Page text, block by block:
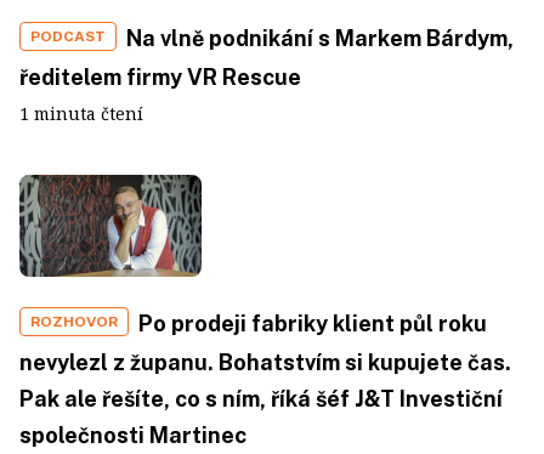
PODCAST
Na vlně podnikání s Markem Bárdym,
ředitelem firmy VR Rescue
1 minuta čtení
ROZHOVOR
Po prodeji fabriky klient půl roku
nevylezl z županu. Bohatstvím si kupujete čas.
Pak ale řešíte, co s ním, říká šéf J&T Investiční
společnosti Martinec